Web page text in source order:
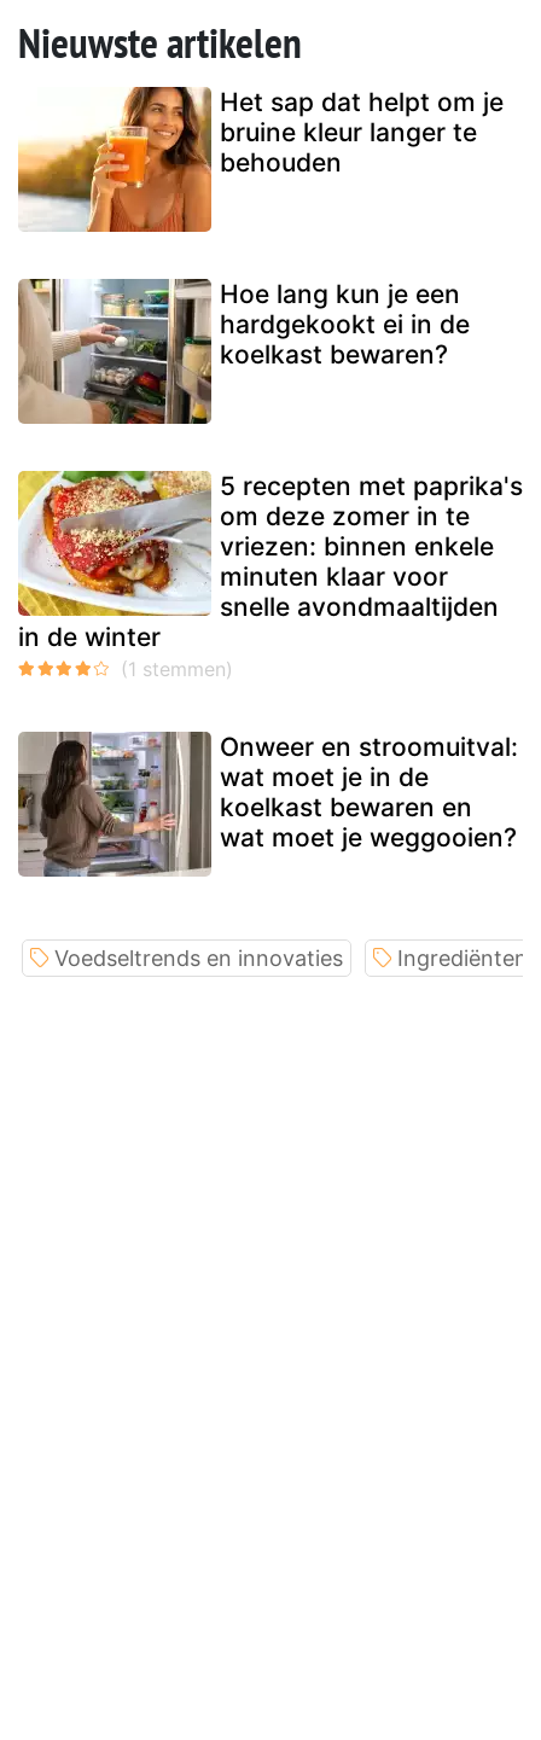
Nieuwste artikelen
Het sap dat helpt om je
bruine kleur langer te
behouden
Hoe lang kun je een
hardgekookt ei in de
koelkast bewaren?
5 recepten met paprika's
om deze zomer in te
vriezen: binnen enkele
minuten klaar voor
snelle avondmaaltijden
in de winter
Onweer en stroomuitval:
wat moet je in de
koelkast bewaren en
wat moet je weggooien?
Voedseltrends en innovaties Ingrediënten